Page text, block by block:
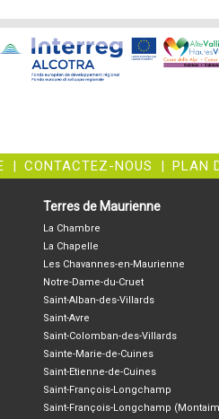
| CONTACTEZ-NOUS | PLAN
Terres de Maurienne
La Chambre
La Chapelle
Les Chavannes-en-Maurienne
Notre-Dame-du-Cruet
Saint-Alban-des-Villards
Saint-Avre
Saint-Colomban-des-Villards
Sainte-Marie-de-Cuines
Saint-Etienne-de-Cuines
Saint-François-Longchamp
Saint-François-Longchamp